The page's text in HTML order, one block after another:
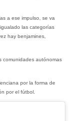
a ese impulso, se va
las categorías
hay benjamines,
comunidades autónomas
por la forma de
por el fútbol.